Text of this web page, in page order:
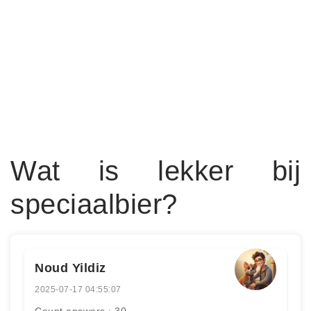
Wat is lekker bij
speciaalbier?
Noud Yildiz
2025-07-17 04:55:07